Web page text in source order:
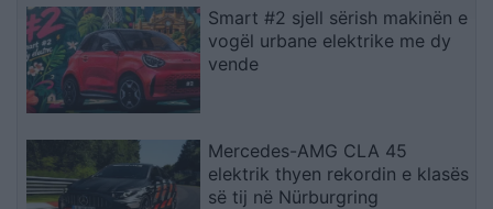
Smart #2 sjell sërish makinën e
vogël urbane elektrike me dy
vende
Mercedes-AMG CLA 45
elektrik thyen rekordin e klasës
së tij në Nürburgring